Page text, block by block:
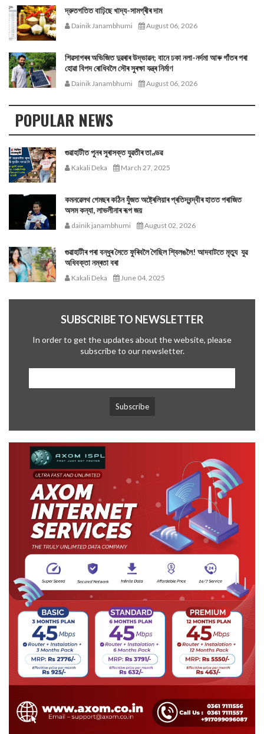
দ্রুতগতিত বাঢ়িছে খাদ্য-সামগ্ৰীৰ দাম
Dainik Janambhumi August 06, 2026
শিৱসাগৰৰ অভিজিত দুৱৰাৰ উদ্ভাৱন; বানে ঢকা নলা-নৰ্দমা আৰু গাঁতৰ পৰা
হোৱা বিপদ ৰোধিবলৈ সৌৰ সুৰক্ষা যন্ত্ৰ নিৰ্মাণ
Dainik Janambhumi August 06, 2026
POPULAR NEWS
গুৱাহাটীত পুনৰ সুৰাসক্ত যুৱতীৰ তাণ্ডৱ
Kakali Deka March 27, 2025
কমনৱেলথ গেমছৰ কঠিন যুঁজত অষ্ট্ৰেলিয়াৰ প্ৰতিদ্বন্দ্বীৰ হাতত পৰাজিত
অসম কন্যা, লাভলীনাৰ ৰূপ জয়
dainik janambhumi August 02, 2026
গুৱাহাটীৰ পৰা বন্ধুৰ সৈতে ফুৰিবলৈ গৈছিল শ্বিলঙলৈ! আদবাটতে মৃত্যু যুৱ
অধিবক্তা নম্ৰতা বৰা
Kakali Deka June 04, 2025
SUBSCRIBE TO NEWSLETTER
In order to get the updates about the website, please
subscribe to our newsletter.